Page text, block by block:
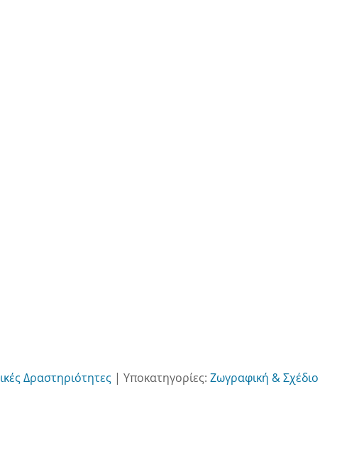
Δραστηριότητες | Υποκατηγορίες: Ζωγραφική & Σχέδιο